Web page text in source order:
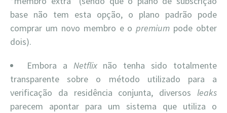
base não tem esta opção, o plano padrão pode
comprar um novo membro e opremium pode obter
dois).
Embora a Netflix não tenha sido totalmente
transparente sobre o método utilizado para a
verificação da residência conjunta, diversos leaks
parecem apontar para um sistema que utiliza o